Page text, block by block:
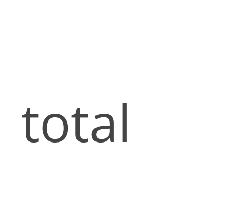
total